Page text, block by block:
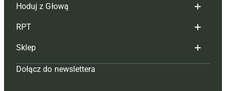
Redakcja
Reklama
Tagi
Mapa serwisu
Hoduj z Głową
Hoduj z głową bydło
Hoduj z głową świnie
Prenumerata
RPT
Redakcja
Prenumerata
Sklep
Czasopisma i prenumerata
Dołącz do newslettera